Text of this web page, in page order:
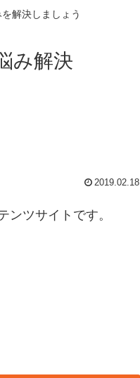
解決しましょう
み解決
2019.02.18
ンツサイトです。